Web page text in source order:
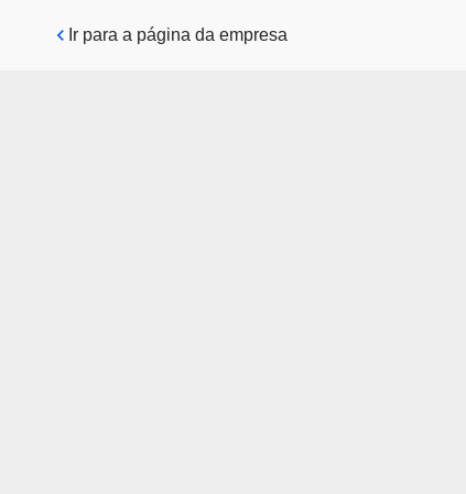
Pular para o conteúdo principal
Ir para a página da empresa